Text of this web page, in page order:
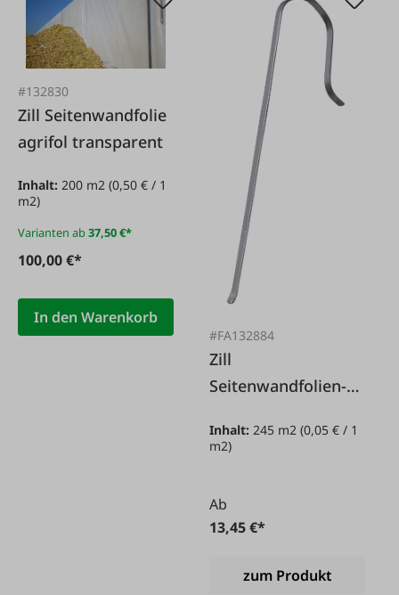
#132830
Zill Seitenwandfolie
agrifol transparent
Inhalt: 200 m2 (0,50 € / 1
m2)
Varianten ab37,50 €*
100,00 €*
In den Warenkorb
#FA132884
Zill
Seitenwandfolien-
Inhalt: 245 m2(0,05 € / 1
m2)
Ab
13,45 €*
zum Produkt